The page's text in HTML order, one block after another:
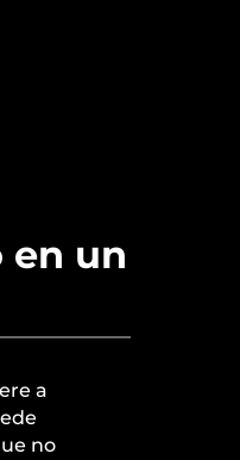
en un
a
no